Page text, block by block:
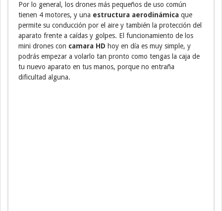
Por lo general, los drones más pequeños de uso común
tienen 4 motores, y una estructura aerodinámica que
permite su conducción por el aire y también la protección del
aparato frente a caídas y golpes. El funcionamiento de los
mini drones con camara HD hoy en día es muy simple, y
podrás empezar a volarlo tan pronto como tengas la caja de
tu nuevo aparato en tus manos, porque no entraña
dificultad alguna.